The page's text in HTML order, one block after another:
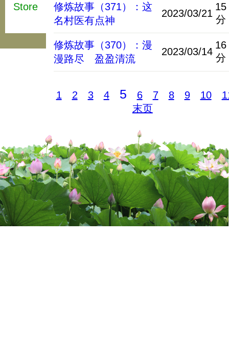
Store
修炼故事（371）：这
名村医有点神
2023/03/21
15
分
修炼故事（370）：漫
漫路尽 盈盈清流
2023/03/14
16
分
1 2 3 4 5 6 7 8 9 10
末页